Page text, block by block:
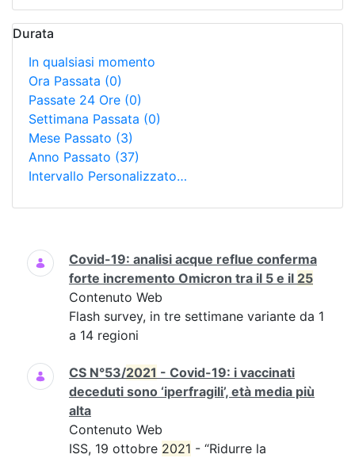
Durata
In qualsiasi momento
Ora Passata (0)
Passate 24 Ore (0)
Settimana Passata (0)
Mese Passato (3)
Anno Passato (37)
Intervallo Personalizzato…
Ricerca
Covid-19: analisi acque reflue conferma
forte incremento Omicron tra il 5 e il 25
Contenuto Web
Flash survey, in tre settimane variante da 1
a 14 regioni
CS N°53/2021 - Covid-19: i vaccinati
deceduti sono ‘iperfragili’, età media più
alta
Contenuto Web
ISS, 19 ottobre 2021 - “Ridurre la